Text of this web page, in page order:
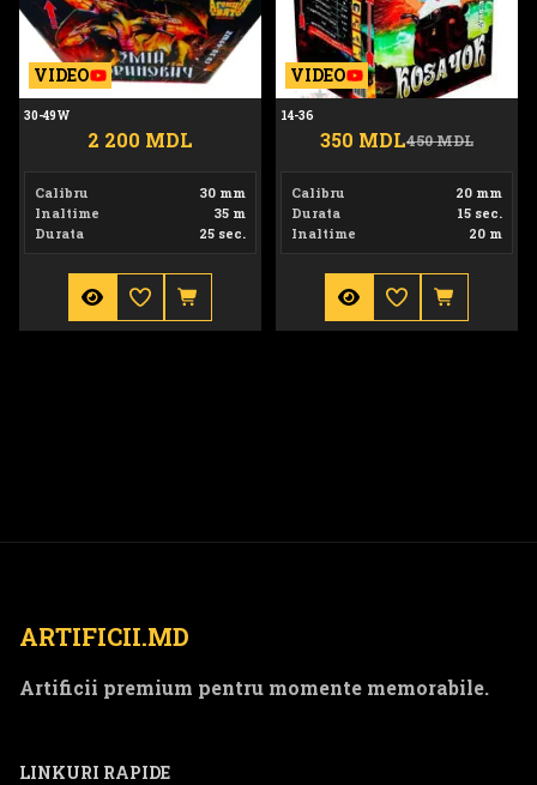
VIDEO
30-49W
2 200 MDL
Calibru
30 mm
Inaltime
35 m
Durata
25 sec.
VIDEO
14-36
350 MDL450 MDL
Calibru
20 mm
Durata
15 sec.
Inaltime
20 m
ARTIFICII.MD
Artificii premium pentru momente memorabile.
LINKURI RAPIDE